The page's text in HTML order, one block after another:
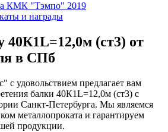
КМК "Тэмпо" 2019
и награды
40К1L=12,0м (ст3) от
в СПб
с удовольствием предлагает вам
балки 40К1L=12,0м (ст3) с
Санкт-Петербурга. Мы являемся
металлопроката и гарантируем
продукции.